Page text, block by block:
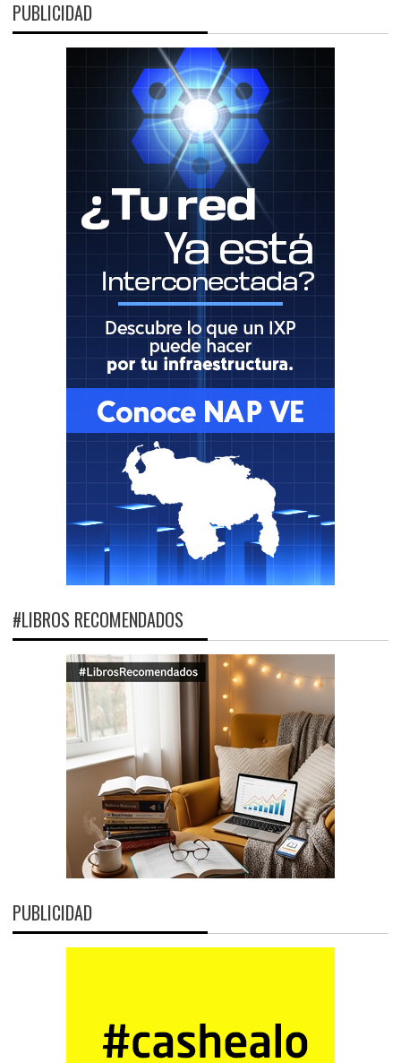
PUBLICIDAD
#LIBROS RECOMENDADOS
PUBLICIDAD